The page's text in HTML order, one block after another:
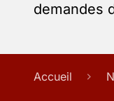
demandes
Accueil